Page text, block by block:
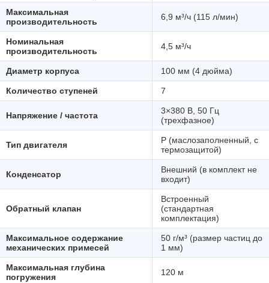
Максимальная
производительность
6,9 м³/ч (115 л/мин)
Номинальная
производительность
4,5 м³/ч
Диаметр корпуса 100 мм (4 дюйма)
Количество ступеней 7
Напряжение / частота
3×380 В, 50 Гц
(трехфазное)
Тип двигателя
P (маслозаполненный, с
термозащитой)
Конденсатор
Внешний (в комплект не
входит)
Обратный клапан
Встроенный
(стандартная
комплектация)
Максимальное содержание
механических примесей
50 г/м³ (размер частиц до
1 мм)
Максимальная глубина
погружения
120 м